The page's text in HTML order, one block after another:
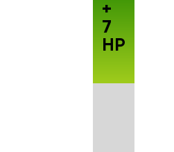
+
7
HP